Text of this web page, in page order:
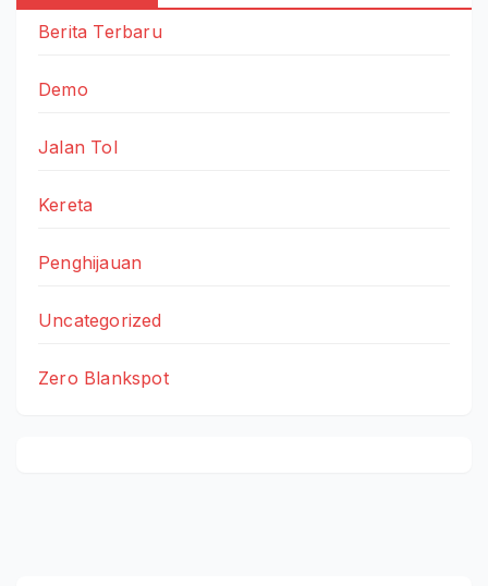
Berita Terbaru
Demo
Jalan Tol
Kereta
Penghijauan
Uncategorized
Zero Blankspot